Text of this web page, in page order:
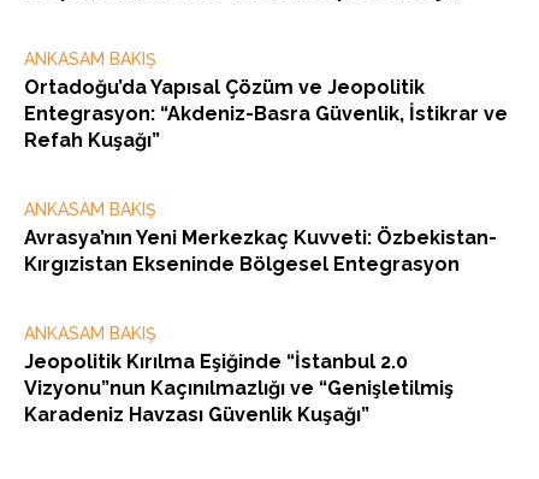
ANKASAM BAKIŞ
Ortadoğu’da Yapısal Çözüm ve Jeopolitik
Entegrasyon: “Akdeniz-Basra Güvenlik, İstikrar ve
Refah Kuşağı”
ANKASAM BAKIŞ
Avrasya’nın Yeni Merkezkaç Kuvveti: Özbekistan-
Kırgızistan Ekseninde Bölgesel Entegrasyon
ANKASAM BAKIŞ
Jeopolitik Kırılma Eşiğinde “İstanbul 2.0
Vizyonu”nun Kaçınılmazlığı ve “Genişletilmiş
Karadeniz Havzası Güvenlik Kuşağı”